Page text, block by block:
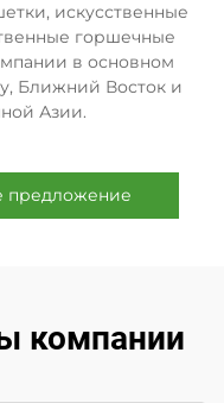
искусственные
горшечные
в основном
Ближний Восток и
Азии.
предложение
компании